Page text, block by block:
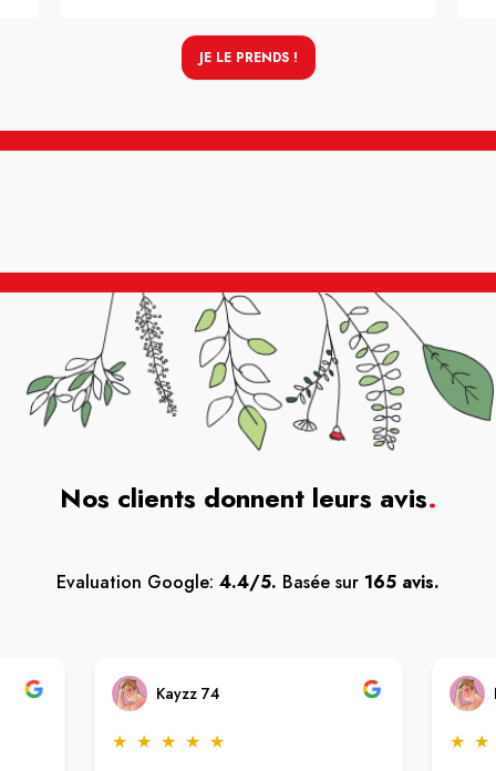
JE LE PRENDS !
Nos clients donnent leurs avis.
Evaluation Google: 4.4/5. Basée sur 165 avis.
Kayzz 74
★ ★ ★ ★ ★ ★ ★